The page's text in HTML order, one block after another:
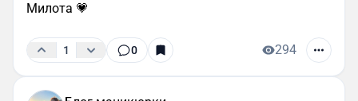
Милота 💗
1 0 294